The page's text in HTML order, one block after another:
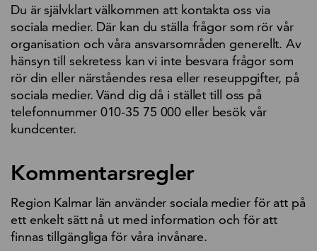
Du är självklart välkommen att kontakta oss via
sociala medier. Där kan du ställa frågor som rör vår
organisation och våra ansvarsområden generellt. Av
hänsyn till sekretess kan vi inte besvara frågor som
rör din eller närståendes resa eller reseuppgifter, på
sociala medier. Vänd dig då i stället till oss på
telefonnummer 010-35 75 000 eller besök vår
kundcenter.
Kommentarsregler
Region Kalmar län använder sociala medier för att på
ett enkelt sätt nå ut med information och för att
finnas tillgängliga för våra invånare.